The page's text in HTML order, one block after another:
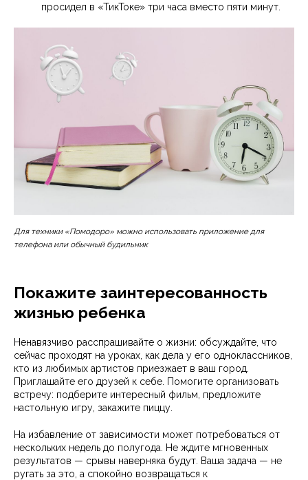
просидел в «ТикТоке» три часа вместо пяти минут.
Для техники «Помодоро» можно использовать приложение для
телефона или обычный будильник
Покажите заинтересованность
жизнью ребенка
Ненавязчиво расспрашивайте о жизни: обсуждайте, что
сейчас проходят на уроках, как дела у его одноклассников,
кто из любимых артистов приезжает в ваш город.
Приглашайте его друзей к себе. Помогите организовать
встречу: подберите интересный фильм, предложите
настольную игру, закажите пиццу.
На избавление от зависимости может потребоваться от
нескольких недель до полугода. Не ждите мгновенных
результатов — срывы наверняка будут. Ваша задача — не
ругать за это, а спокойно возвращаться к